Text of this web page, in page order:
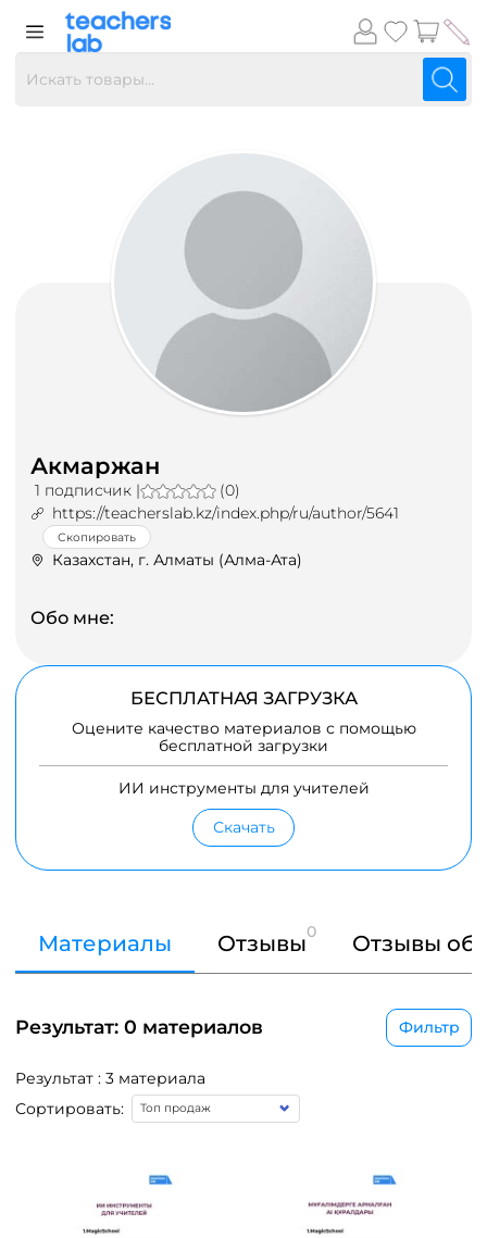
Акмаржан
1 подписчик |
(0)
https://teacherslab.kz/index.php/ru/author/5641
Скопировать
Казахстан, г. Алматы (Алма-Ата)
Обо мне:
БЕСПЛАТНАЯ ЗАГРУЗКА
Оцените качество материалов с помощью
бесплатной загрузки
ИИ инструменты для учителей
Скачать
Материалы Отзывы0 Отзывы об
Результат: 0 материалов Фильтр
Результат : 3 материала
Сортировать: